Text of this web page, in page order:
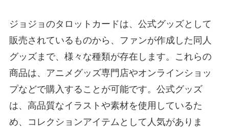
ジョジョのタロットカードは、公式グッズとして
販売されているものから、ファンが作成した同人
グッズまで、様々な種類が存在します。これらの
商品は、アニメグッズ専門店やオンラインショッ
プなどで購入することが可能です。公式グッズ
は、高品質なイラストや素材を使用しているた
め、コレクションアイテムとして人気がありま